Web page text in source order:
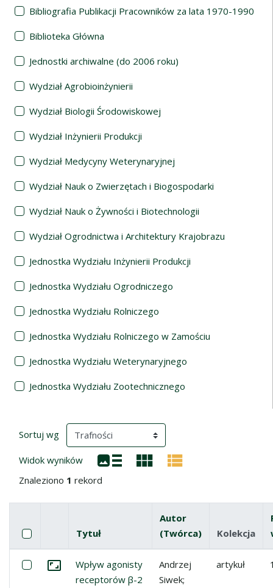
Bibliografia Publikacji Pracowników za lata 1970-1990
Biblioteka Główna
Jednostki archiwalne (do 2006 roku)
Wydział Agrobioinżynierii
Wydział Biologii Środowiskowej
Wydział Inżynierii Produkcji
Wydział Medycyny Weterynaryjnej
Wydział Nauk o Zwierzętach i Biogospodarki
Wydział Nauk o Żywności i Biotechnologii
Wydział Ogrodnictwa i Architektury Krajobrazu
Jednostka Wydziału Inżynierii Produkcji
Jednostka Wydziału Ogrodniczego
Jednostka Wydziału Rolniczego
Jednostka Wydziału Rolniczego w Zamościu
Jednostka Wydziału Weterynaryjnego
Jednostka Wydziału Zootechnicznego
Wyniki wyszukiwania
Sortuj wg (automatyczne przeładowanie treści)
Widok wyników
Znaleziono 1 rekord
Lista pozycji
Pole wyboru
Zaznacz wszystkie pozycje
Miniatura
Tytuł
Autor
(Twórca)
Kolekcja
Zaznacz: Wpływ agonisty receptorów β-2
Przejdź do zbioru
Wpływ agonisty
receptorów β-2
Andrzej
Siwek;
artykuł